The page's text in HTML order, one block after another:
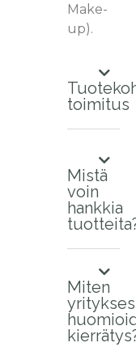
Make-
up).
toimitus
Mistä
voin
hankkia
Miten